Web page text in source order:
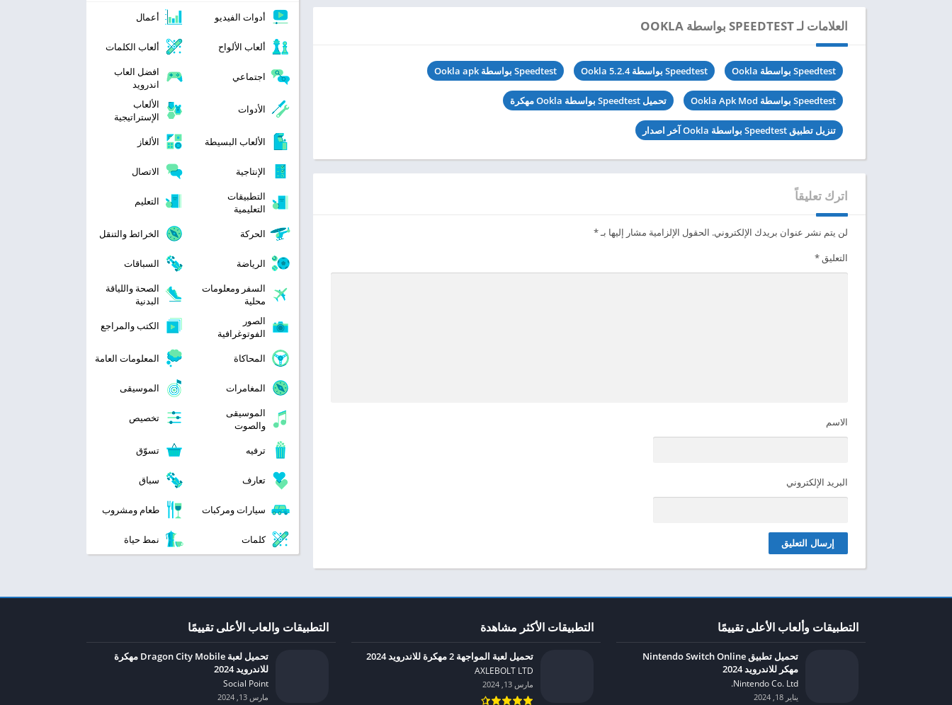
العلامات لـ SPEEDTEST بواسطة OOKLA
Speedtest بواسطة Ookla Speedtest بواسطة Ookla 5.2.4 Speedtest بواسطة Ookla apk
Speedtest بواسطة Ookla Apk Mod تحميل Speedtest بواسطة Ookla مهكرة
تنزيل تطبيق Speedtest بواسطة Ookla آخر اصدار
اترك تعليقاً
لن يتم نشر عنوان بريدك الإلكتروني. الحقول الإلزامية مشار إليها بـ*
التعليق*
الاسم
البريد الإلكتروني
أدوات الفيديو أعمال
ألعاب الألواح ألعاب الكلمات
اجتماعي
افضل العاب
اندرويد
الأدوات
الألعاب
الإستراتيجية
الألعاب البسيطة
الألغاز
الإنتاجية
الاتصال
التطبيقات
التعليمية
التعليم
الحركة الخرائط والتنقل
الرياضة
السباقات
السفر ومعلومات
محلية
الصحة واللياقة
البدنية
الصور
الفوتوغرافية
الكتب والمراجع
المحاكاة المعلومات العامة
المغامرات
الموسيقى
الموسيقى
والصوت
تخصيص
ترفيه تسوّق
تعارف سباق
سيارات ومركبات طعام ومشروب
كلمات نمط حياة
التطبيقات والعاب الأعلى تقييمًا
تحميل لعبة Dragon City Mobile مهكرة
للاندرويد 2024
Social Point‏
مارس 13, 2024
التطبيقات الأكثر مشاهدة
تحميل لعبة المواجهة 2 مهكرة للاندرويد 2024
AXLEBOLT LTD‏
مارس 13, 2024
التطبيقات وألعاب الأعلى تقييمًا
تحميل تطبيق Nintendo Switch Online
مهكر للاندرويد 2024
Nintendo Co. Ltd.‏
يناير 18, 2024